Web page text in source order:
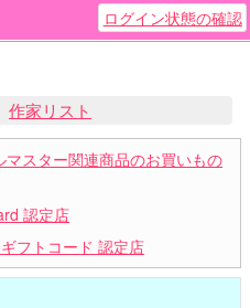
ログイン状態の確認
作家リスト
スター関連商品のお買いもの
認定店
フトコード 認定店